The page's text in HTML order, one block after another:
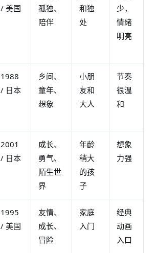
/ 美国
孤独、
陪伴
和独
处
少，
情绪
明亮
1988
/ 日本
乡间、
童年、
想象
小朋
友和
大人
节奏
很温
和
2001
/ 日本
成长、
勇气、
陌生世
界
年龄
稍大
的孩
子
想象
力强
1995
/ 美国
友情、
成长、
冒险
家庭
入门
经典
动画
入口